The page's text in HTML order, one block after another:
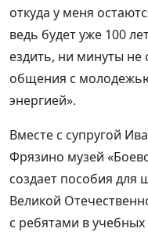
откуда у меня
ведь будет уже 100
ездить, ни минуты не
общения с
энергией».
Вместе с супругой
Фрязино музей
создает пособия для
Великой
с ребятами в учебных